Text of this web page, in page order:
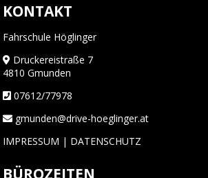
KONTAKT
Fahrschule Höglinger
Druckereistraße 7
4810 Gmunden
07612/77978
gmunden@drive-hoeglinger.at
IMPRESSUM | DATENSCHUTZ
BÜROZEITEN